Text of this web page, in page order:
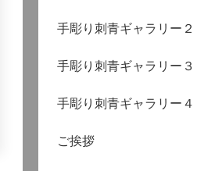
手彫り刺青ギャラリー２
手彫り刺青ギャラリー３
手彫り刺青ギャラリー４
ご挨拶